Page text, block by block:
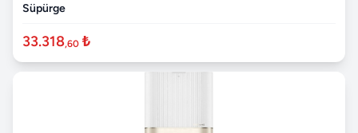
Süpürge
33.318,60 ₺